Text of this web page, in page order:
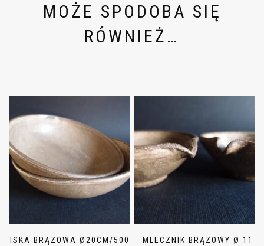
MOŻE SPODOBA SIĘ
RÓWNIEŻ…
MISKA BRĄZOWA Ø20CM/500 MLECZNIK BRĄZOWY Ø 11